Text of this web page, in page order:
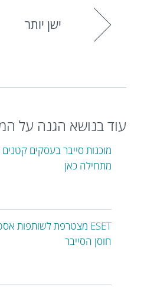
ישן יותר
עוד בנושא הגנה על
מוכנות סייבר בעסקים קטנים
מתחילה כאן
חוסן הסייבר